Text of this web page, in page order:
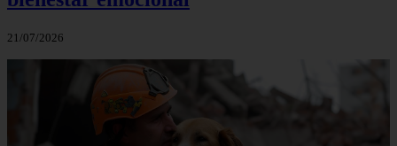
21/07/2026